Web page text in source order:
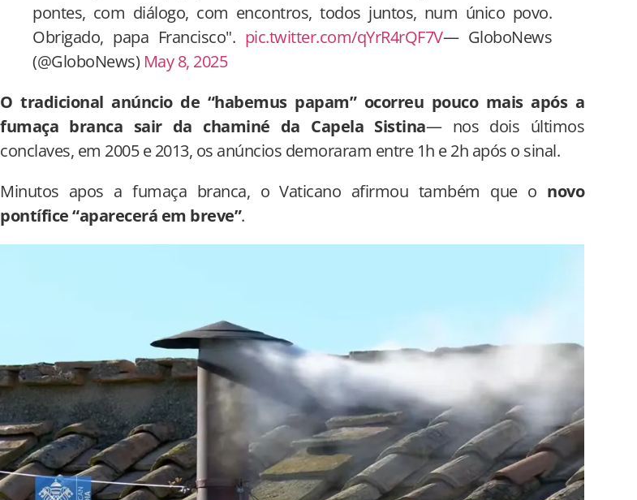
pontes, com diálogo, com encontros, todos juntos, num único povo.
Obrigado, papa Francisco". pic.twitter.com/qYrR4rQF7V— GloboNews
(@GloboNews) May 8, 2025
O tradicional anúncio de “habemus papam” ocorreu pouco mais após a
fumaça branca sair da chaminé da Capela Sistina— nos dois últimos
conclaves, em 2005 e 2013, os anúncios demoraram entre 1h e 2h após o sinal.
Minutos apos a fumaça branca, o Vaticano afirmou também que o novo
pontífice “aparecerá em breve”.